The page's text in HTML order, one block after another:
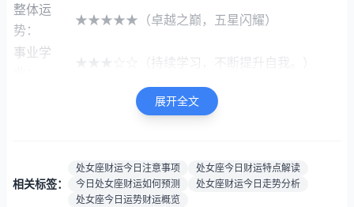
整体运
势：
★★★★★（卓越之巅，五星闪耀）
事业学
★★★☆☆（持续学习，不断提升自我。）
★★★★☆（资金回笼快，四颗星代表财运顺
健康指
87%（健康情况较好，三星半）
展开全文
相关标签：
处女座财运今日注意事项
处女座今日财运特点解读
今日处女座财运如何预测
处女座财运今日走势分析
处女座今日运势财运概览